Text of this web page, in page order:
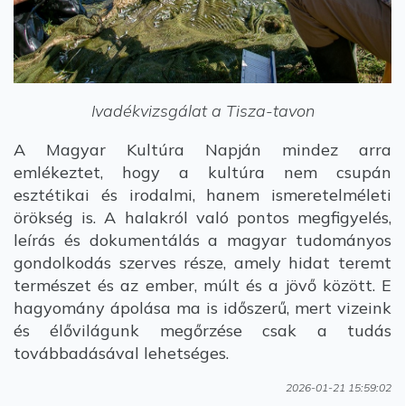
Ivadékvizsgálat a Tisza-tavon
A Magyar Kultúra Napján mindez arra
emlékeztet, hogy a kultúra nem csupán
esztétikai és irodalmi, hanem ismeretelméleti
örökség is. A halakról való pontos megfigyelés,
leírás és dokumentálás a magyar tudományos
gondolkodás szerves része, amely hidat teremt
természet és az ember, múlt és a jövő között. E
hagyomány ápolása ma is időszerű, mert vizeink
és élővilágunk megőrzése csak a tudás
továbbadásával lehetséges.
2026-01-21 15:59:02